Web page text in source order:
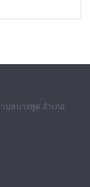
บลบางพูด อำเภอ